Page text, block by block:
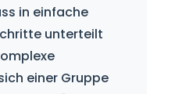
in einfache
unterteilt
einer Gruppe